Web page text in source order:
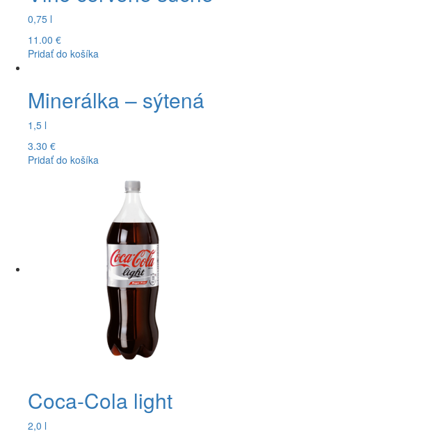
0,75 l
11.00 €
Pridať do košíka
Minerálka – sýtená
1,5 l
3.30 €
Pridať do košíka
Coca-Cola light
2,0 l